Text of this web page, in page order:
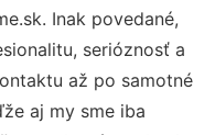
Inak povedané,
serióznosť a
až po samotné
aj my sme iba